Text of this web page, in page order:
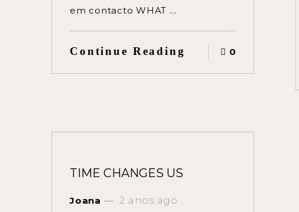
em contacto WHAT …
Continue Reading 0
TIME CHANGES US
Joana 2 anos ago